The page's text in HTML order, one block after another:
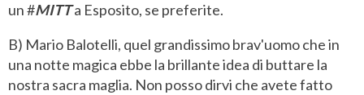
un #MITTa Esposito, se preferite.
B) Mario Balotelli, quel grandissimo brav'uomo che in
una notte magica ebbe la brillante idea di buttare la
nostra sacra maglia. Non posso dirvi che avete fatto